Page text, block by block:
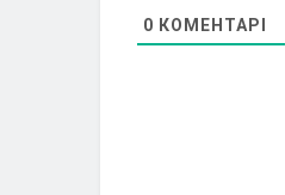
0 КОМЕНТАРІ